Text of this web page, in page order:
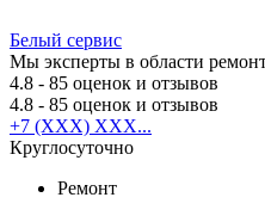
Белый сервис
Мы эксперты в области
4.8 - 85 оценок и отзывов
4.8 - 85 оценок и отзывов
+7 (XXX) XXX...
Круглосуточно
Ремонт